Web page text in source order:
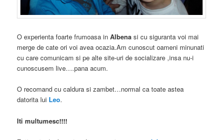
O experienta foarte frumoasa inAlbena si cu siguranta voi mai
merge de cate ori voi avea ocazia.Am cunoscut oameni minunati
cu care comunicam si pe alte site-uri de socializare ,insa nu-i
cunoscusem live….pana acum.
O recomand cu caldura si zambet…normal ca toate astea
datorita lui Leo.
Iti multumesc!!!!